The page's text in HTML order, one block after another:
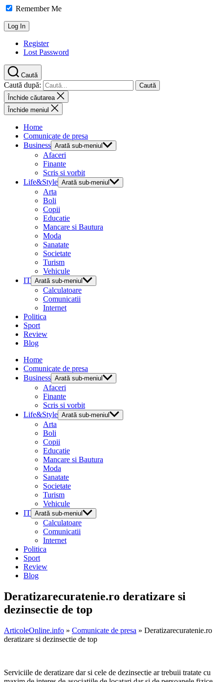
Remember Me
Register
Lost Password
Caută
Caută după:
Închide căutarea
Închide meniul
Home
Comunicate de presa
Business Arată sub-meniul
Afaceri
Finante
Scris si vorbit
Life&Style Arată sub-meniul
Arta
Boli
Copii
Educatie
Mancare si Bautura
Moda
Sanatate
Societate
Turism
Vehicule
IT Arată sub-meniul
Calculatoare
Comunicatii
Internet
Politica
Sport
Review
Blog
Home
Comunicate de presa
Business Arată sub-meniul
Afaceri
Finante
Scris si vorbit
Life&Style Arată sub-meniul
Arta
Boli
Copii
Educatie
Mancare si Bautura
Moda
Sanatate
Societate
Turism
Vehicule
IT Arată sub-meniul
Calculatoare
Comunicatii
Internet
Politica
Sport
Review
Blog
Deratizarecuratenie.ro deratizare si
dezinsectie de top
ArticoleOnline.info » Comunicate de presa » Deratizarecuratenie.ro
deratizare si dezinsectie de top
Serviciile de deratizare dar si cele de dezinsectie ar trebuii tratate cu